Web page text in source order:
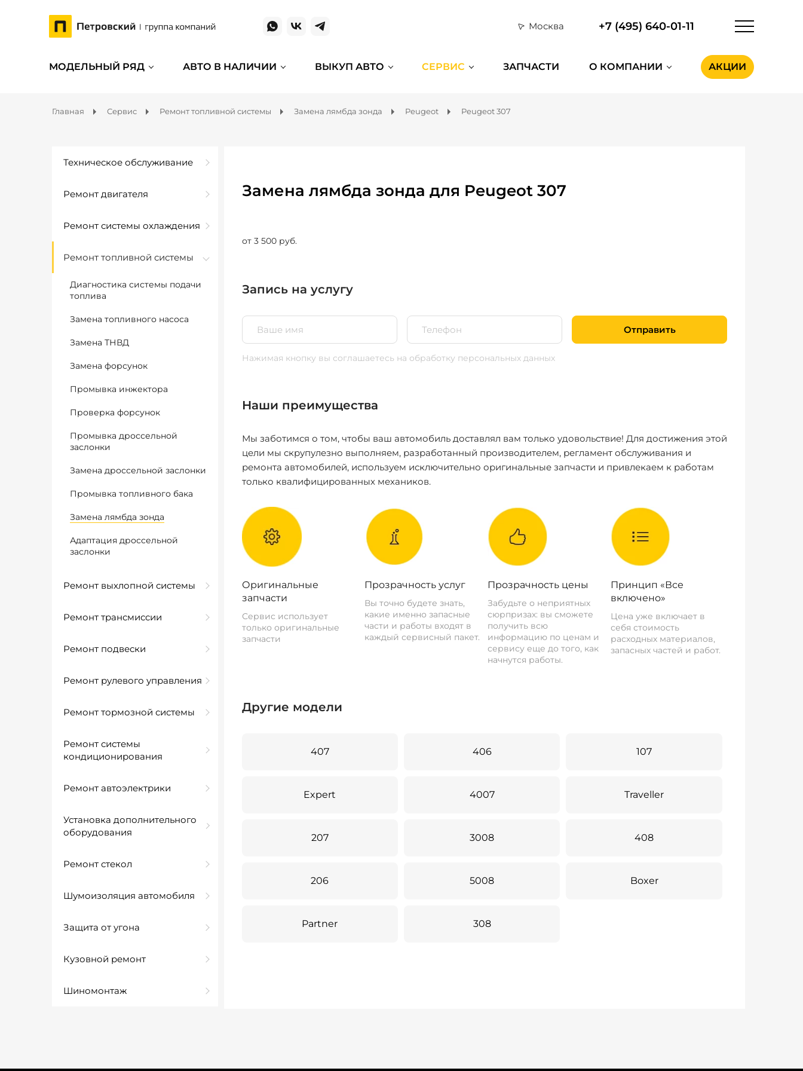
Москва +7 (495) 640-01-11
МОДЕЛЬНЫЙ РЯД АВТО В НАЛИЧИИ ВЫКУП АВТО СЕРВИС ЗАПЧАСТИ О КОМПАНИИ АКЦИИ
Главная Сервис Ремонт топливной системы Замена лямбда зонда Peugeot Peugeot 307
Техническое обслуживание
Ремонт двигателя
Ремонт системы охлаждения
Ремонт топливной системы
Диагностика системы подачи
топлива
Замена топливного насоса
Замена ТНВД
Замена форсунок
Промывка инжектора
Проверка форсунок
Промывка дроссельной
заслонки
Замена дроссельной заслонки
Промывка топливного бака
Замена лямбда зонда
Адаптация дроссельной
заслонки
Ремонт выхлопной системы
Ремонт трансмиссии
Ремонт подвески
Ремонт рулевого управления
Ремонт тормозной системы
Ремонт системы
кондиционирования
Ремонт автоэлектрики
Установка дополнительного
оборудования
Ремонт стекол
Шумоизоляция автомобиля
Защита от угона
Кузовной ремонт
Шиномонтаж
Замена лямбда зонда для Peugeot 307
от 3 500 руб.
Запись на услугу
Отправить
Нажимая кнопку вы соглашаетесь на обработку персональных данных
Наши преимущества
Мы заботимся о том, чтобы ваш автомобиль доставлял вам только удовольствие! Для достижения этой
цели мы скрупулезно выполняем, разработанный производителем, регламент обслуживания и
ремонта автомобилей, используем исключительно оригинальные запчасти и привлекаем к работам
только квалифицированных механиков.
Оригинальные
запчасти
Сервис использует
только оригинальные
запчасти
Прозрачность услуг
Вы точно будете знать,
какие именно запасные
части и работы входят в
каждый сервисный пакет.
Прозрачность цены
Забудьте о неприятных
сюрпризах: вы сможете
получить всю
информацию по ценам и
сервису еще до того, как
начнутся работы.
Принцип «Все
включено»
Цена уже включает в
себя стоимость
расходных материалов,
запасных частей и работ.
Другие модели
407 406 107
Expert 4007 Traveller
207 3008 408
206 5008 Boxer
Partner 308